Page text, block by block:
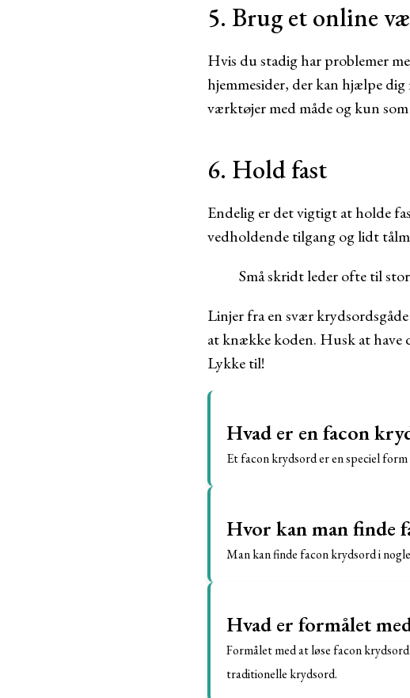
5. Brug et online
Hvis du stadig har problemer
hjemmesider, der kan hjælpe
værktøjer med måde og kun
6. Hold fast
Endelig er det vigtigt at holde
vedholdende tilgang og lidt
Små skridt leder ofte til
Linjer fra en svær
at knække koden. Husk at have
Lykke til!
Hvad er en facon
Et facon krydsord er en speciel
Hvor kan man finde
Man kan finde facon krydsord i
Hvad er formålet
Formålet med at løse facon
traditionelle krydsord.